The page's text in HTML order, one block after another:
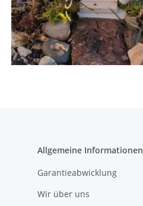
Allgemeine Informationen
Garantieabwicklung
Wir über uns